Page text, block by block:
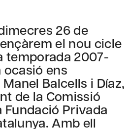
26 de
el nou cicle
temporada 2007-
ocasió ens
Balcells i Díaz,
de la Comissió
Fundació Privada
Amb ell